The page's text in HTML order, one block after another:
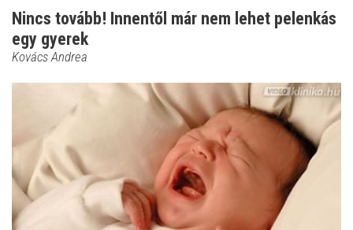
Nincs tovább! Innentől már nem lehet pelenkás
egy gyerek
Kovács Andrea